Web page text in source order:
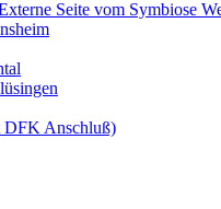
Seite vom Symbiose
Anschluß)